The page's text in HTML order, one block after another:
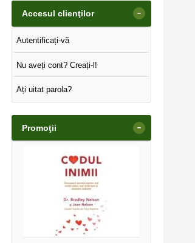
Accesul clienţilor -
Autentificați-vă
Nu aveți cont? Creați-l!
Ați uitat parola?
Promoţii -